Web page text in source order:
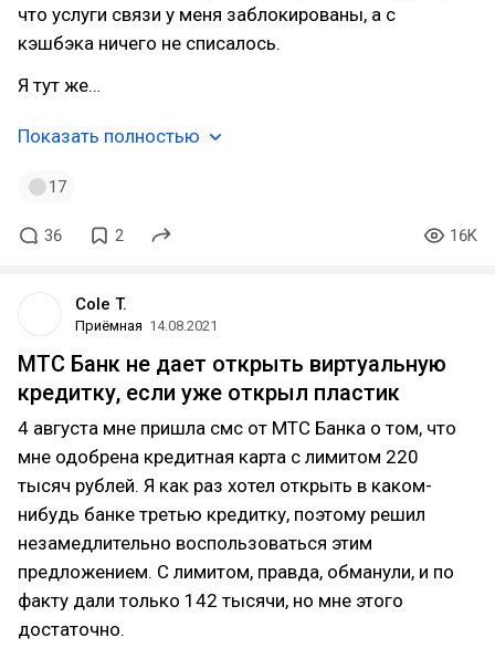
что услуги связи у меня заблокированы, а с
кэшбэка ничего не списалось.
Я тут же…
Показать полностью
17
36 2 16K
Cole T.
Приёмная 14.08.2021
МТС Банк не дает открыть виртуальную
кредитку, если уже открыл пластик
4 августа мне пришла смс от МТС Банка о том, что
мне одобрена кредитная карта с лимитом 220
тысяч рублей. Я как раз хотел открыть в каком-
нибудь банке третью кредитку, поэтому решил
незамедлительно воспользоваться этим
предложением. С лимитом, правда, обманули, и по
факту дали только 142 тысячи, но мне этого
достаточно.